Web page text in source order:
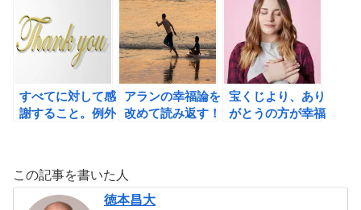
著）の書評
気持ちが必要なの
か？
すべてに対して感
謝すること。例外
アランの幸福論を
改めて読み返す！
宝くじより、あり
がとうの方が幸福
この記事を書いた人
徳本昌大